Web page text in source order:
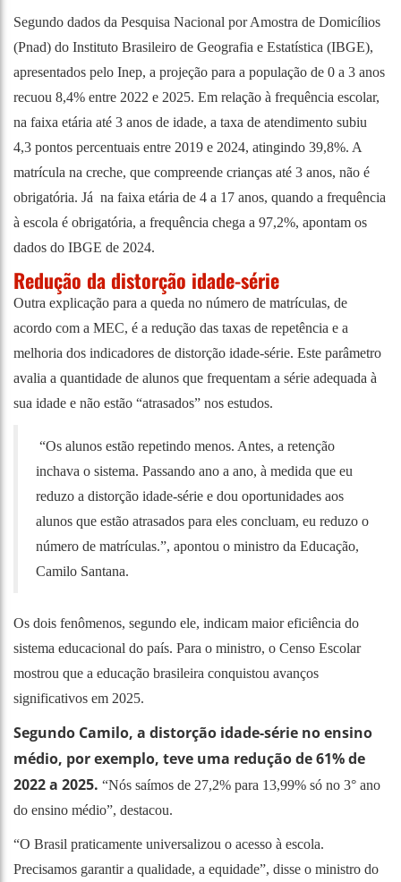
Segundo dados da Pesquisa Nacional por Amostra de Domicílios
(Pnad) do Instituto Brasileiro de Geografia e Estatística (IBGE),
apresentados pelo Inep, a projeção para a população de 0 a 3 anos
recuou 8,4% entre 2022 e 2025. Em relação à frequência escolar,
na faixa etária até 3 anos de idade, a taxa de atendimento subiu
4,3 pontos percentuais entre 2019 e 2024, atingindo 39,8%. A
matrícula na creche, que compreende crianças até 3 anos, não é
obrigatória. Já na faixa etária de 4 a 17 anos, quando a frequência
à escola é obrigatória, a frequência chega a 97,2%, apontam os
dados do IBGE de 2024.
Redução da distorção idade-série
Outra explicação para a queda no número de matrículas, de
acordo com a MEC, é a redução das taxas de repetência e a
melhoria dos indicadores de distorção idade-série. Este parâmetro
avalia a quantidade de alunos que frequentam a série adequada à
sua idade e não estão “atrasados” nos estudos.
“Os alunos estão repetindo menos. Antes, a retenção
inchava o sistema. Passando ano a ano, à medida que eu
reduzo a distorção idade-série e dou oportunidades aos
alunos que estão atrasados para eles concluam, eu reduzo o
número de matrículas.”, apontou o ministro da Educação,
Camilo Santana.
Os dois fenômenos, segundo ele, indicam maior eficiência do
sistema educacional do país. Para o ministro, o Censo Escolar
mostrou que a educação brasileira conquistou avanços
significativos em 2025.
Segundo Camilo, a distorção idade-série no ensino
médio, por exemplo, teve uma redução de 61% de
2022 a 2025. “Nós saímos de 27,2% para 13,99% só no 3° ano
do ensino médio”, destacou.
“O Brasil praticamente universalizou o acesso à escola.
Precisamos garantir a qualidade, a equidade”, disse o ministro do